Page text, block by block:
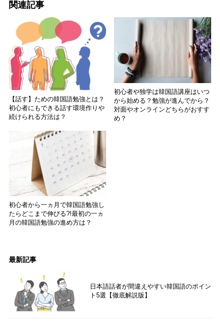
関連記事
【話す】ための韓国語勉強とは？
初心者にもできる話す環境作りや
続けられる方法は？
初心者や独学は韓国語講座はいつ
から始める？勉強が進んでから？
対面やオンラインどちらがおすす
め？
初心者から一ヵ月で韓国語勉強し
たらどこまで伸びる?!最初の一ヵ
月の韓国語勉強の進め方は？
最新記事
日本語話者が間違えやすい韓国語のポイン
ト5選【徹底解説版】